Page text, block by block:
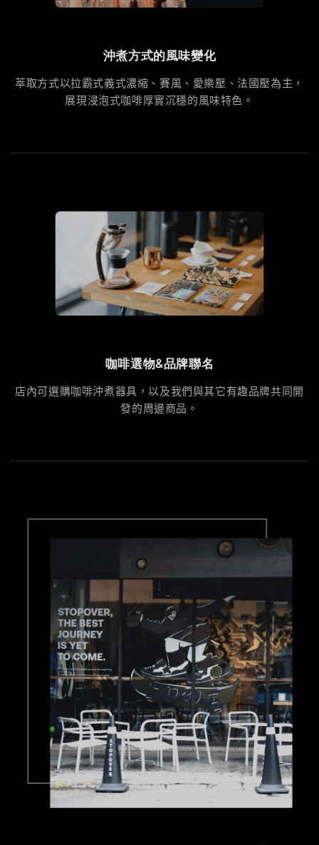
沖煮方式的風味變化
萃取方式以拉霸式義式濃縮、賽風、愛樂壓、法國壓為主，
展現浸泡式咖啡厚實沉穩的風味特色。
咖啡選物&品牌聯名
店內可選購咖啡沖煮器具，以及我們與其它有趣品牌共同開
發的周邊商品。